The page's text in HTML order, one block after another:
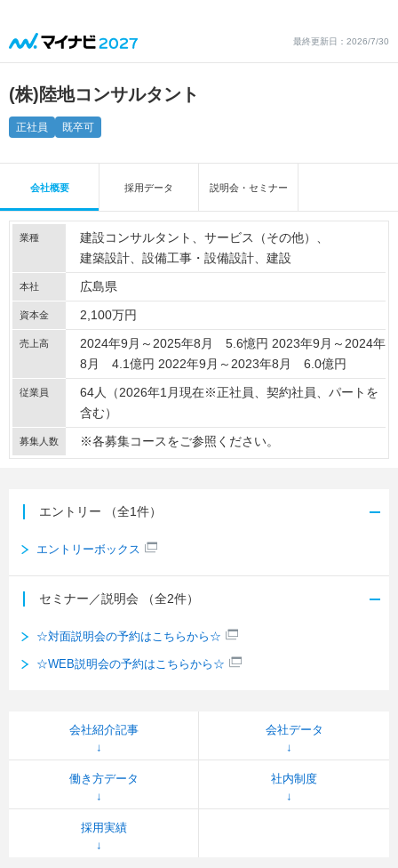
最終更新日：2026/7/30
(株)陸地コンサルタント
正社員 既卒可
会社概要 採用データ 説明会・セミナー
業種 建設コンサルタント
サービス（その他）
建築設計
設備工事・設備設計 建設
本社 広島県
資本金 2,100万円
売上高
2024年9月～2025年8月 5.6憶円 2023年9月～2024年
8月 4.1億円 2022年9月～2023年8月 6.0億円
従業員
64人（2026年1月現在※正社員、契約社員、パートを
含む）
募集人数 ※各募集コースをご参照ください。
エントリー （全1件）
エントリーボックス
セミナー／説明会 （全2件）
☆対面説明会の予約はこちらから☆
☆WEB説明会の予約はこちらから☆
会社紹介記事 会社データ
働き方データ 社内制度
採用実績